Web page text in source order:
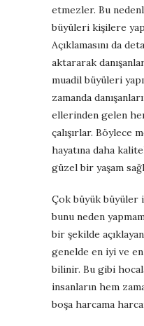
etmezler. Bu
büyüleri kişilere
Açıklamasını da
aktararak
muadil büyüleri
zamanda
ellerinden gelen
çalışırlar. Böylece
hayatına daha
güzel bir yaşam
Çok büyük büyüler
bunu neden
bir şekilde
genelde en iyi ve
bilinir. Bu gibi
insanların hem
boşa harcama